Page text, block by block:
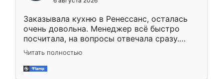
мебели буду заказывать только здесь.
Заказывала кухню в Ренессанс, осталась
очень довольна. Менеджер всё быстро
посчитала, на вопросы отвечала сразу.
Замерщик приехал в субботу, подошёл к
делу со всей ответственностью. Собрали
за день, ребята работали аккуратно, даже
Читать полностью